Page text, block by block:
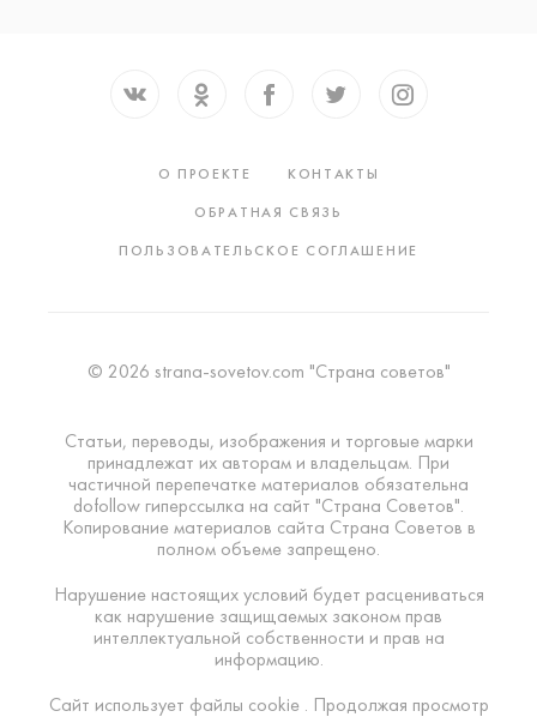
О ПРОЕКТЕ
КОНТАКТЫ
ОБРАТНАЯ СВЯЗЬ
ПОЛЬЗОВАТЕЛЬСКОЕ СОГЛАШЕНИЕ
© 2026 strana-sovetov.com "Страна советов"
Статьи, переводы, изображения и торговые марки
принадлежат их авторам и владельцам. При
частичной перепечатке материалов обязательна
dofollow гиперссылка на сайт "Страна Советов".
Копирование материалов сайта Страна Советов в
полном объеме запрещено.
Нарушение настоящих условий будет расцениваться
как нарушение защищаемых законом прав
интеллектуальной собственности и прав на
информацию.
Сайт использует файлы cookie . Продолжая просмотр